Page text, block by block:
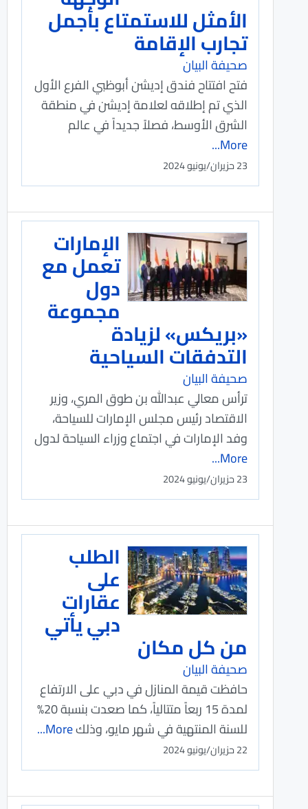
الأمثل للاستمتاع بأجمل
تجارب الإقامة
صحيفة البيان
فتح افتتاح فندق إديشن أبوظبي الفرع الأول
الذي تم إطلاقه لعلامة إديشن في منطقة
الشرق الأوسط، فصلاً جديداً في عالم
More...
23 حزيران/يونيو 2024
الإمارات
تعمل مع
دول
مجموعة
«بريكس» لزيادة
التدفقات السياحية
صحيفة البيان
ترأس معالي عبدالله بن طوق المري، وزير
الاقتصاد رئيس مجلس الإمارات للسياحة،
وفد الإمارات في اجتماع وزراء السياحة لدول
More...
23 حزيران/يونيو 2024
الطلب
على
عقارات
دبي يأتي
من كل مكان
صحيفة البيان
حافظت قيمة المنازل في دبي على الارتفاع
لمدة 15 ربعاً متتالياً، كما صعدت بنسبة 20%
للسنة المنتهية في شهر مايو، وذلكMore...
22 حزيران/يونيو 2024